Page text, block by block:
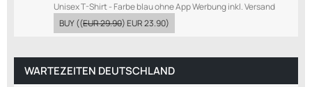
Unisex T-Shirt - Farbe blau ohne App Werbung inkl. Versand
BUY((EUR 29.90)EUR 23.90)
WARTEZEITEN DEUTSCHLAND